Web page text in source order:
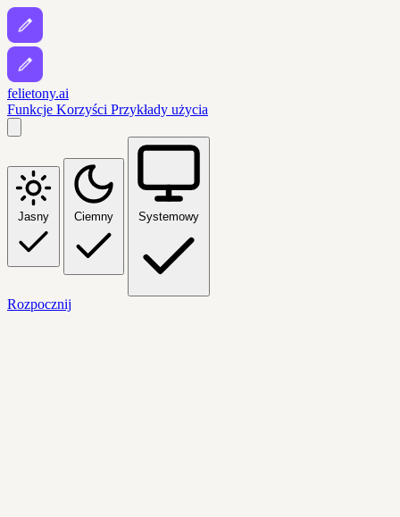
felietony.ai
Funkcje Korzyści Przykłady użycia
Jasny Ciemny Systemowy
Rozpocznij